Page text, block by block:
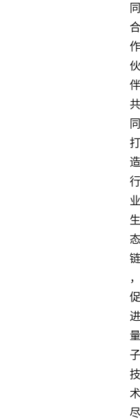
同
合
作
伙
伴
共
同
打
造
行
业
生
态
链
，
促
进
量
子
技
术
尽